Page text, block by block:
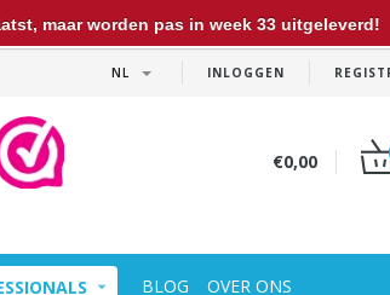
INLOGGEN
NL
€0,00
BLOG OVER ONS
maar worden pas in week 33 uitgeleverd!